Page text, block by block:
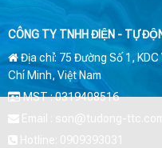
CÔNG TY TNHH ĐIỆN - TỰ
Địa chỉ: 75 Đường Số 1, KDC
Chí Minh, Việt Nam
MST : 0319408516
Email : son@tudong-
Hotline: 0909393031